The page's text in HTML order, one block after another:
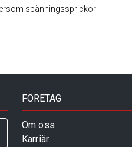
spänningssprickor
FÖRETAG
Om oss
Karriär